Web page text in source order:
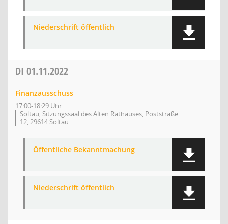
Niederschrift öffentlich
DI 01.11.2022
Finanzausschuss
17:00-18:29 Uhr
Soltau, Sitzungssaal des Alten Rathauses, Poststraße
12, 29614 Soltau
Öffentliche Bekanntmachung
Niederschrift öffentlich